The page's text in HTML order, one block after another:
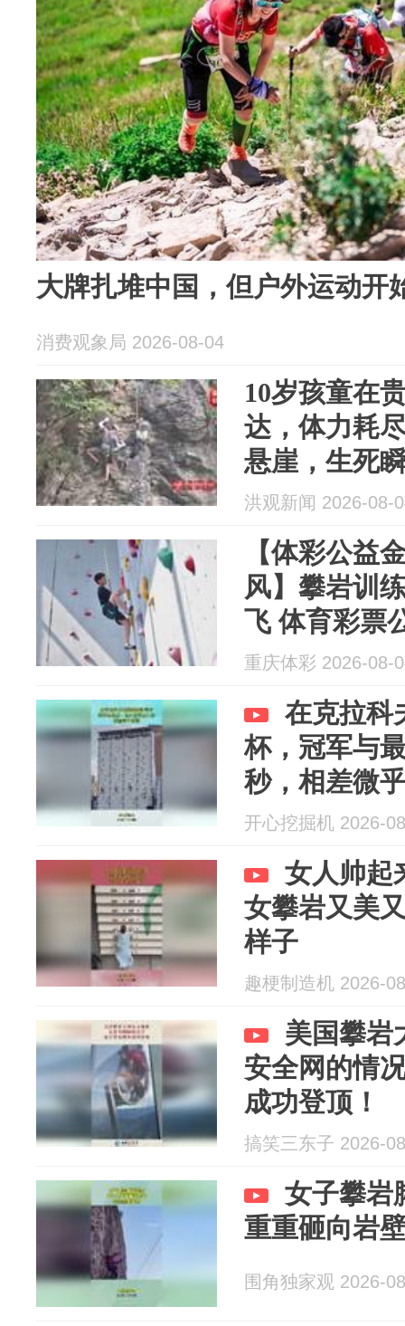
大牌扎堆中国，但户外运动开
消费观象局 2026-08-04
10岁孩童在
达，体力耗
悬崖，生死
正常营业中
场有教练保
洪观新闻 2026-08-
【体彩公益
风】攀岩训
飞 体育彩票
重庆体彩 2026-08-
在克拉科
杯，冠军与
秒，相差微
开心挖掘机 2026-
女人帅起
女攀岩又美
样子
趣梗制造机 2026-
美国攀岩
安全网的情
成功登顶！
搞笑三东子 2026-
女子攀岩
重重砸向岩
围角独家观 2026-